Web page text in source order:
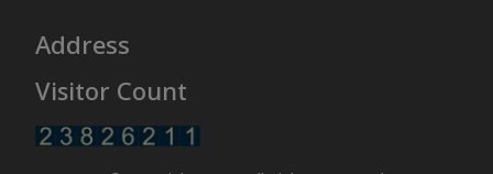
Address
Visitor Count